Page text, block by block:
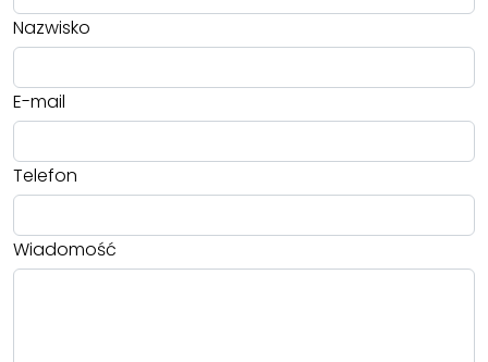
Nazwisko
E-mail
Telefon
Wiadomość